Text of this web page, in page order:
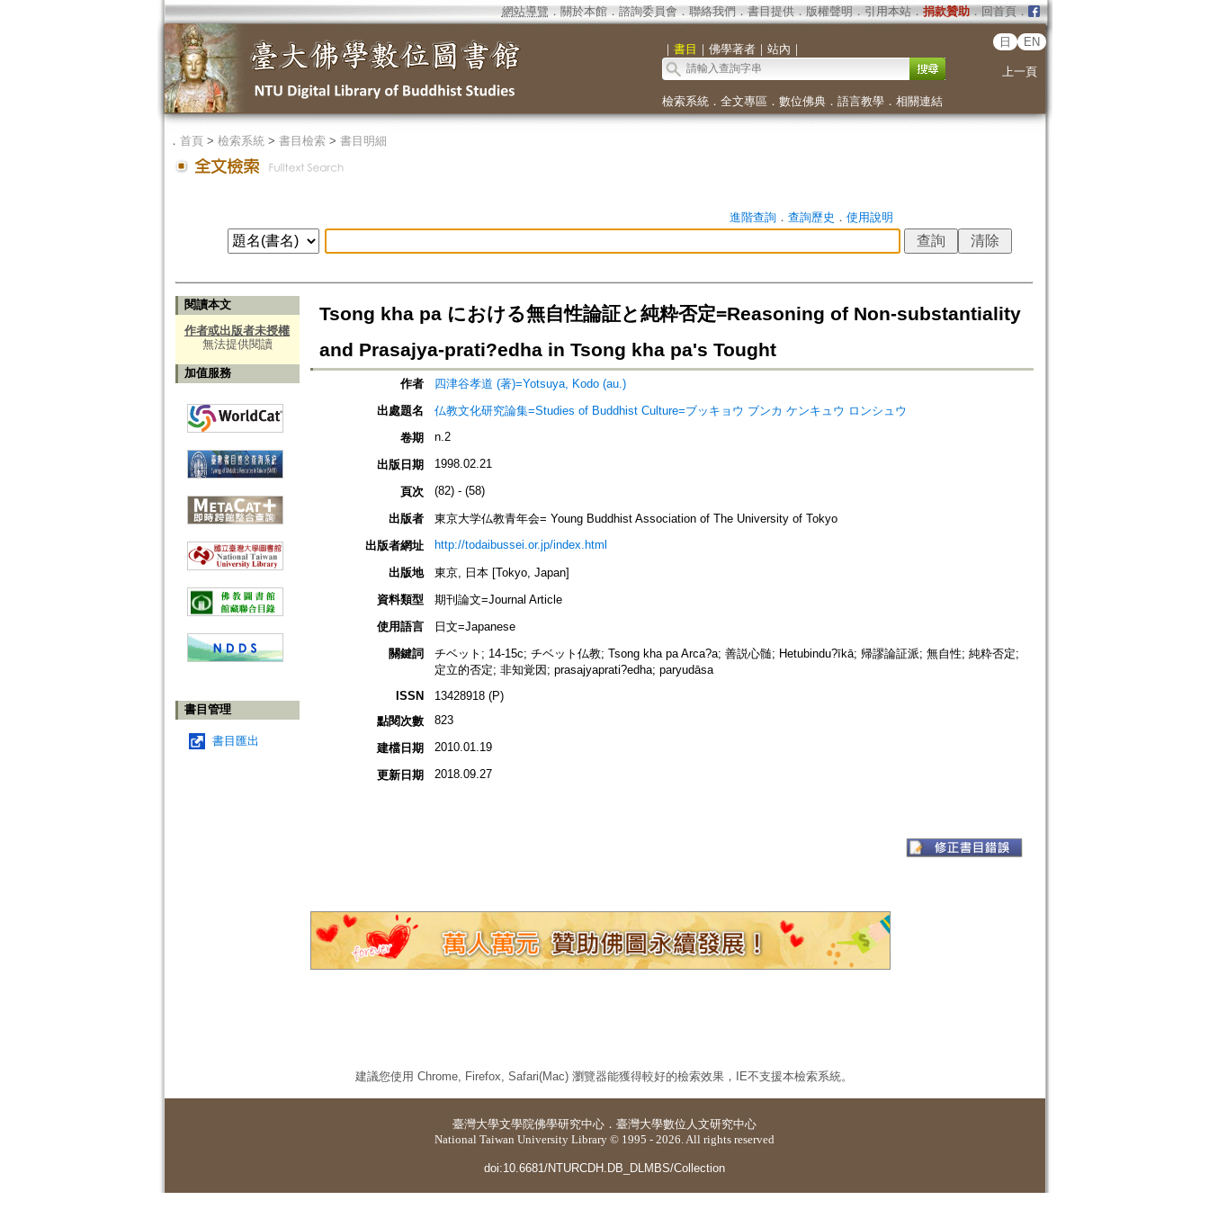
網站導覽 ． 關於本館． 諮詢委員會． 聯絡我們 ． 書目提供． 版權聲明 ． 引用本站． 捐款贊助．回首頁．
｜ 書目 ｜ 佛學著者｜ 站內 ｜
日 EN
上一頁
檢索系統． 全文專區 ． 數位佛典． 語言教學． 相關連結
． 首頁> 檢索系統> 書目檢索> 書目明細
進階查詢． 查詢歷史 ． 使用說明
閱讀本文
作者或出版者未授權
無法提供閱讀
加值服務
書目管理
書目匯出
Tsong kha pa における無自性論証と純粋否定=Reasoning of Non-substantiality
and Prasajya-prati?edha in Tsong kha pa's Tought
作者
四津谷孝道 (著)=Yotsuya, Kodo (au.)
出處題名
仏教文化研究論集=Studies of Buddhist Culture=ブッキョウ ブンカ ケンキュウ ロンシュウ
卷期
n.2
出版日期 1998.02.21
頁次 (82) - (58)
出版者
東京大学仏教青年会= Young Buddhist Association of The University of Tokyo
出版者網址
http://todaibussei.or.jp/index.html
出版地
東京, 日本 [Tokyo, Japan]
資料類型
期刊論文=Journal Article
使用語言
日文=Japanese
關鍵詞
チベット; 14-15c; チベット仏教; Tsong kha pa Arca?a; 善説心髄; Hetubindu?īkā; 帰謬論証派; 無自性; 純粋否定;
定立的否定; 非知覚因; prasajyaprati?edha; paryudāsa
ISSN
13428918 (P)
點閱次數
823
建檔日期 2010.01.19
更新日期 2018.09.27
建議您使用 Chrome, Firefox, Safari(Mac) 瀏覽器能獲得較好的檢索效果，IE不支援本檢索系統。
臺灣大學文學院佛學研究中心 ． 臺灣大學數位人文研究中心
National Taiwan University Library © 1995 - 2026. All rights reserved
doi:10.6681/NTURCDH.DB_DLMBS/Collection